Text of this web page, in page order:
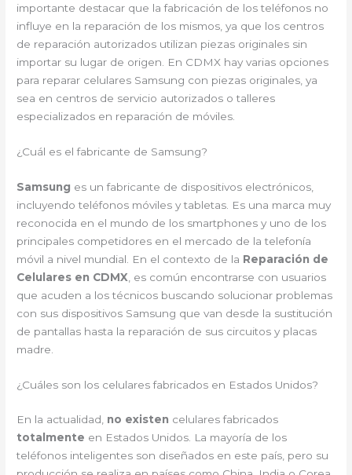
importante destacar que la fabricación de los teléfonos no
influye en la reparación de los mismos, ya que los centros
de reparación autorizados utilizan piezas originales sin
importar su lugar de origen. En CDMX hay varias opciones
para reparar celulares Samsung con piezas originales, ya
sea en centros de servicio autorizados o talleres
especializados en reparación de móviles.
¿Cuál es el fabricante de Samsung?
Samsung es un fabricante de dispositivos electrónicos,
incluyendo teléfonos móviles y tabletas. Es una marca muy
reconocida en el mundo de los smartphones y uno de los
principales competidores en el mercado de la telefonía
móvil a nivel mundial. En el contexto de la Reparación de
Celulares en CDMX , es común encontrarse con usuarios
que acuden a los técnicos buscando solucionar problemas
con sus dispositivos Samsung que van desde la sustitución
de pantallas hasta la reparación de sus circuitos y placas
madre.
¿Cuáles son los celulares fabricados en Estados Unidos?
En la actualidad, no existen celulares fabricados
totalmente en Estados Unidos. La mayoría de los
teléfonos inteligentes son diseñados en este país, pero su